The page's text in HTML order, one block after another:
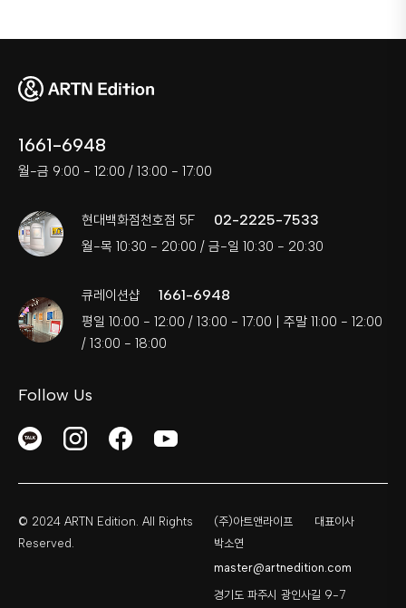
1661-6948
월-금 9:00 - 12:00 / 13:00 - 17:00
현대백화점천호점 5F 02-2225-7533
월-목 10:30 - 20:00 / 금-일 10:30 - 20:30
큐레이션샵 1661-6948
평일 10:00 - 12:00 / 13:00 - 17:00 | 주말 11:00 - 12:00
/ 13:00 - 18:00
Follow Us
© 2024 ARTN Edition. All Rights
Reserved.
(주)아트앤라이프
대표이사
박소연
master@artnedition.com
경기도 파주시 광인사길 9-7